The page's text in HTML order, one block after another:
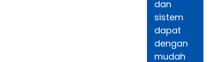
dan
sistem
dapat
dengan
mudah